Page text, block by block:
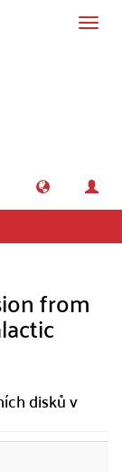
from
disků v